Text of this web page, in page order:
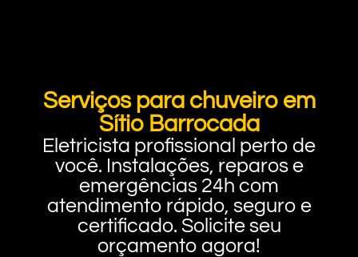
Serviços para chuveiro em
Sítio Barrocada
Eletricista profissional perto de
você. Instalações, reparos e
emergências 24h com
atendimento rápido, seguro e
certificado. Solicite seu
orçamento agora!